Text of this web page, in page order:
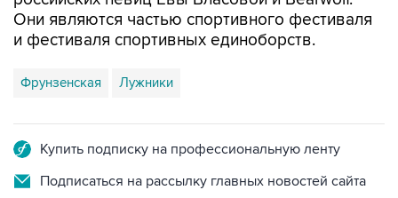
Они являются частью спортивного фестиваля
и фестиваля спортивных единоборств.
Фрунзенская Лужники
Купить подписку на профессиональную ленту
Подписаться на рассылку главных новостей сайта